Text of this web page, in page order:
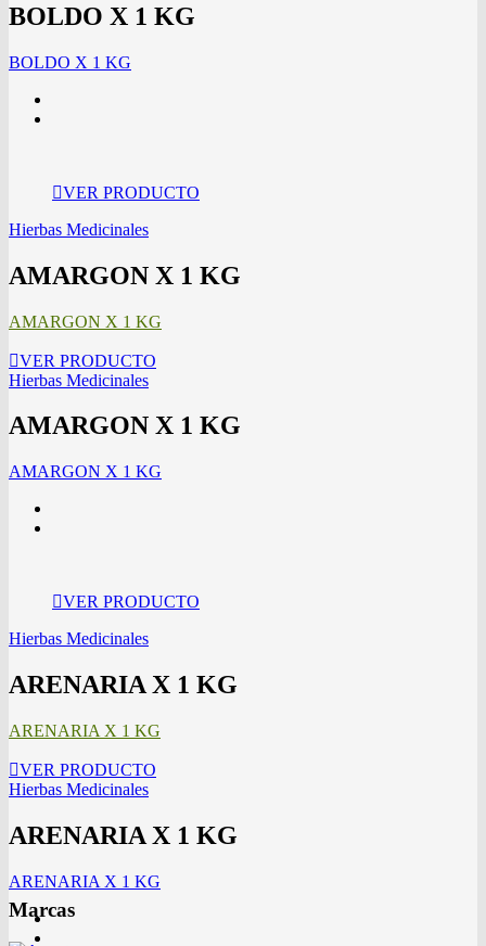
BOLDO X 1 KG
BOLDO X 1 KG
VER PRODUCTO
Hierbas Medicinales
AMARGON X 1 KG
AMARGON X 1 KG
VER PRODUCTO
Hierbas Medicinales
AMARGON X 1 KG
AMARGON X 1 KG
VER PRODUCTO
Hierbas Medicinales
ARENARIA X 1 KG
ARENARIA X 1 KG
VER PRODUCTO
Hierbas Medicinales
ARENARIA X 1 KG
ARENARIA X 1 KG
Marcas